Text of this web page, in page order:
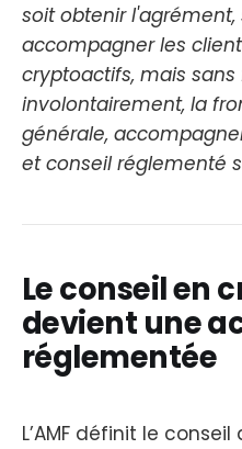
soit obtenir
accompagner les
cryptoactifs, mais
involontairement, la
générale,
et conseil réglementé
Le conseil en
devient une
réglementée
L’AMF définit le